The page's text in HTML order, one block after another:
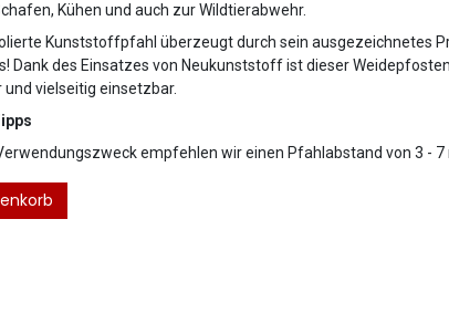
Kühen und auch zur Wildtierabwehr.
Kunststoffpfahl überzeugt durch sein ausgezeichnetes
Dank des Einsatzes von Neukunststoff ist dieser
und vielseitig einsetzbar.
empfehlen wir einen Pfahlabstand von 3 - 7